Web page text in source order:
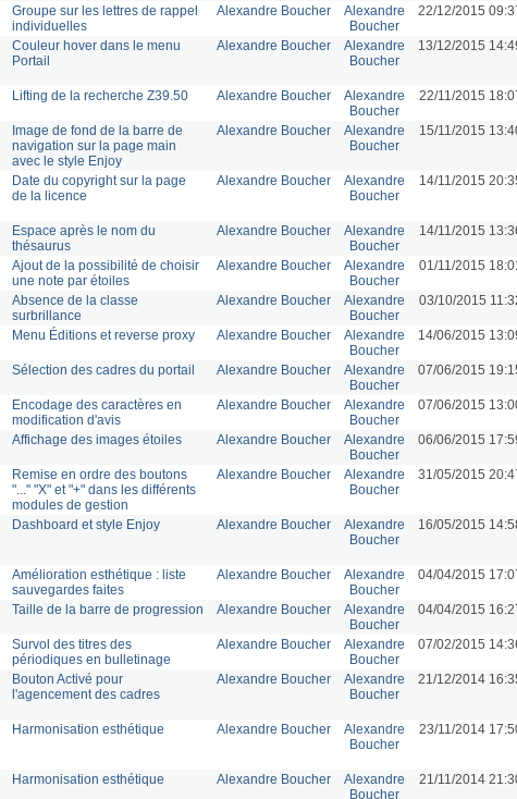
Groupe sur les lettres de rappel
individuelles
Alexandre Boucher
Alexandre
Boucher
22/12/2015
Couleur hover dans le menu
Portail
Alexandre Boucher
Alexandre
Boucher
13/12/2015
Lifting de la recherche Z39.50 Alexandre Boucher
Alexandre
Boucher
22/11/2015
Image de fond de la barre de
navigation sur la page main
avec le style Enjoy
Alexandre Boucher
Alexandre
Boucher
15/11/2015
Date du copyright sur la page
de la licence
Alexandre Boucher
Alexandre
Boucher
14/11/2015
Espace après le nom du
thésaurus
Alexandre Boucher
Alexandre
Boucher
14/11/2015
Ajout de la possibilité de choisir
une note par étoiles
Alexandre Boucher
Alexandre
Boucher
01/11/2015
Absence de la classe
surbrillance
Alexandre Boucher
Alexandre
Boucher
03/10/2015
Menu Éditions et reverse proxy Alexandre Boucher
Alexandre
Boucher
14/06/2015
Sélection des cadres du portail Alexandre Boucher
Alexandre
Boucher
07/06/2015
Encodage des caractères en
modification d'avis
Alexandre Boucher
Alexandre
Boucher
07/06/2015
Affichage des images étoiles Alexandre Boucher
Alexandre
Boucher
06/06/2015
Remise en ordre des boutons
"..." "X" et "+" dans les différents
modules de gestion
Alexandre Boucher
Alexandre
Boucher
31/05/2015
Dashboard et style Enjoy Alexandre Boucher
Alexandre
Boucher
16/05/2015
Amélioration esthétique : liste
sauvegardes faites
Alexandre Boucher
Alexandre
Boucher
04/04/2015
Taille de la barre de progression Alexandre Boucher
Alexandre
Boucher
04/04/2015
Survol des titres des
périodiques en bulletinage
Alexandre Boucher
Alexandre
Boucher
07/02/2015
Bouton Activé pour
l'agencement des cadres
Alexandre Boucher
Alexandre
Boucher
21/12/2014
Harmonisation esthétique Alexandre Boucher
Alexandre
Boucher
23/11/2014
Harmonisation esthétique Alexandre Boucher
Alexandre
Boucher
21/11/2014